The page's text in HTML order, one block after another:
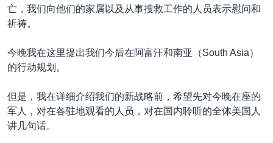
亡，我们向他们的家属以及从事搜救工作的人员表示慰问和
祈祷。
今晚我在这里提出我们今后在阿富汗和南亚（South Asia）
的行动规划。
但是，我在详细介绍我们的新战略前，希望先对今晚在座的
军人，对在各驻地观看的人员，对在国内聆听的全体美国人
讲几句话。